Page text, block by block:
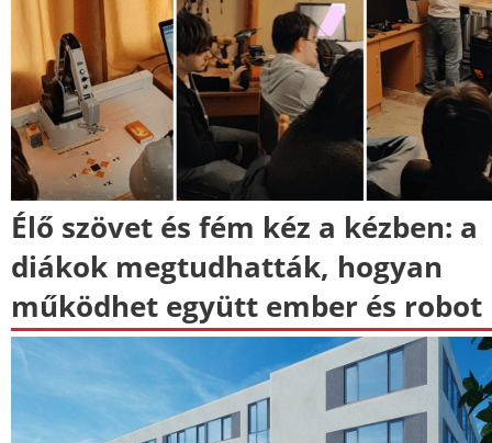
Élő szövet és fém kéz a kézben: a
diákok megtudhatták, hogyan
működhet együtt ember és robot